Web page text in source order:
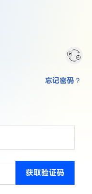
获取验证码
忘记密码？